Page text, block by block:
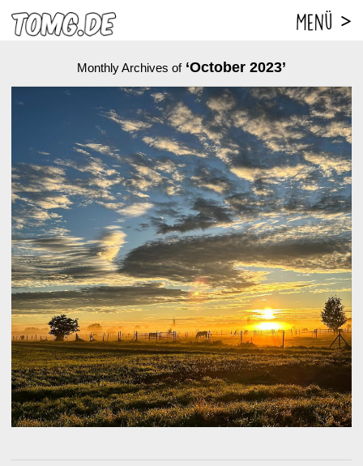
Monthly Archives of‘October 2023’